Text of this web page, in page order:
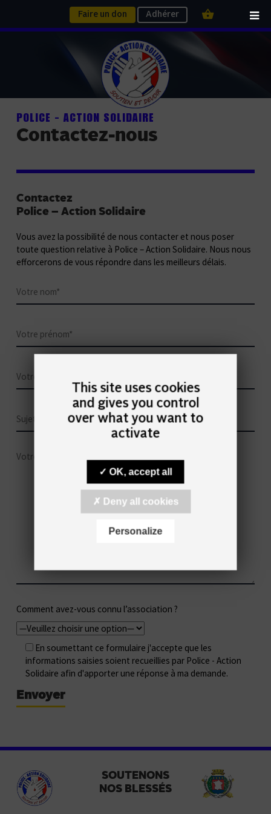
Faire un don Adhérer
POLICE - ACTION SOLIDAIRE
Contactez-nous
Contactez
Police – Action Solidaire
Vous avez la possibilité de nous contacter et nous poser
toute question relative à Police – Action Solidaire. Nous nous
efforcerons de vous répondre dans les meilleurs délais.
Comment avez-vous connu l’association ?
En soumettant ce formulaire j'accepte que les
informations saisies soient recueillies par Police - Action
Solidaire afin d'apporter une réponse à ma demande.
SOUTENONS
NOS BLESSÉS
This site uses cookies
and gives you control
over what you want to
activate
OK, accept all
Deny all cookies
Personalize